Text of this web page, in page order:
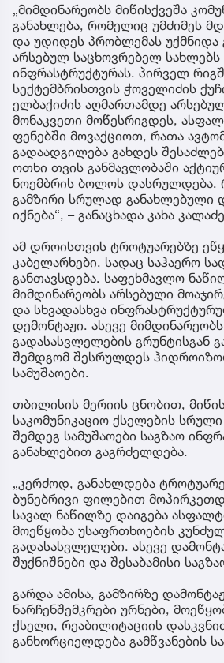
„მიმდინარეობს მიწისქვეშა
განახლება, რომელიც უმძიმეს
და უდიდეს პრობლემას უქმნიდა
არსებულ საცხოვრებელ სახლებს
ინფრასტრუქტურას. პირველ
სექტემბრისთვის ჭოველიძის
ელბაქიძის აღმართამდე
მონაკვეთი მოწესრიგდეს,
ფენებში მოვაქციოთ, რათა
გადაადგილება გახდეს
ოთხი თვის განმავლობაში
ნოემბრის ბოლოს დასრულდება.
გამზირი სრულად განახლებული
იქნება“, – განაცხადა კახა
ამ დროისთვის ტროტუარებზე
კაბელარხები, სადაც საჰაერო
განთავსდება. საფეხმავლო
მიმდინარეობს არსებული
და სხვადასხვა
დემონტაჟი. ასევე
გადასასვლელების გრუნტისგან
შემდგომ შესრულდეს
სამუშაოები.
თბილისის მერიის ცნობით,
საკომუნიკაციო ქსელების
შემდეგ სამუშაოები საგზაო
განახლებით გაგრძელდება.
„კერძოდ, განახლდება
ბუნებრივი ფილებით
სავალ ნაწილზე დაიგება
მოეწყობა უსაფრთხოების
გადასასვლელები. ასევე
შუქნიშნები და შესაბამისი
გარდა ამისა, გამზირზე
ნარჩენშემკრები ურნები,
ქსელი, რეაბილიტაციის
განხორციელდება გამწვანების